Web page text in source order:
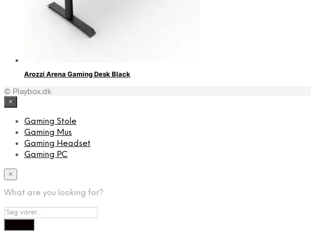
Arozzi Arena Gaming Desk Black
© Playbox.dk
×
Gaming Stole
Gaming Mus
Gaming Headset
Gaming PC
×
What are you looking for?